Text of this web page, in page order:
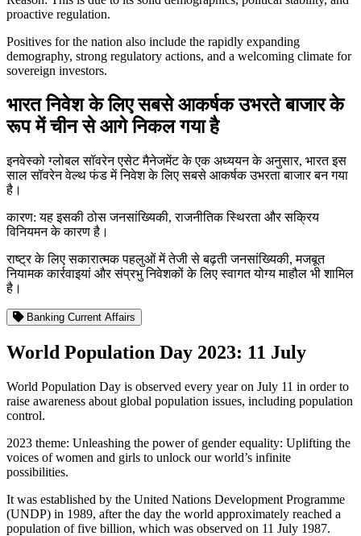
proactive regulation.
Positives for the nation also include the rapidly expanding
demography, strong regulatory actions, and a welcoming climate for
sovereign investors.
भारत निवेश के लिए सबसे आकर्षक उभरते बाजार के
रूप में चीन से आगे निकल गया है
इनवेस्को ग्लोबल सॉवरेन एसेट मैनेजमेंट के एक अध्ययन के अनुसार, भारत इस
साल सॉवरेन वेल्थ फंड में निवेश के लिए सबसे आकर्षक उभरता बाजार बन गया
है।
कारण: यह इसकी ठोस जनसांख्यिकी, राजनीतिक स्थिरता और सक्रिय
विनियमन के कारण है।
राष्ट्र के लिए सकारात्मक पहलुओं में तेजी से बढ़ती जनसांख्यिकी, मजबूत
नियामक कार्रवाइयां और संप्रभु निवेशकों के लिए स्वागत योग्य माहौल भी शामिल
है।
Banking Current Affairs
World Population Day 2023: 11 July
World Population Day is observed every year on July 11 in order to
raise awareness about global population issues, including population
control.
2023 theme: Unleashing the power of gender equality: Uplifting the
voices of women and girls to unlock our world’s infinite
possibilities.
It was established by the United Nations Development Programme
(UNDP) in 1989, after the day the world approximately reached a
population of five billion, which was observed on 11 July 1987.